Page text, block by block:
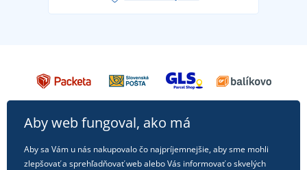
Aby web fungoval, ako má
Aby sa Vám u nás nakupovalo čo najpríjemnejšie, aby sme mohli
zlepšovať a sprehľadňovať web alebo Vás informovať o skvelých